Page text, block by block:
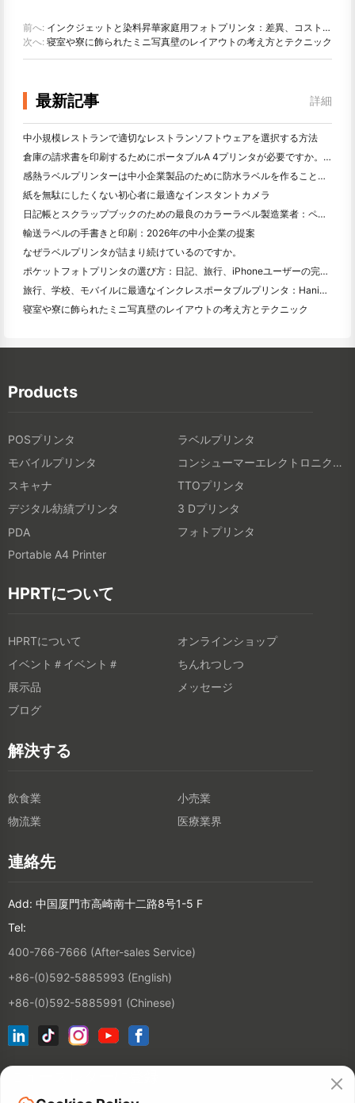
前へ: インクジェットと染料昇華家庭用フォトプリンタ：差異、コスト、提案
次へ: 寝室や寮に飾られたミニ写真壁のレイアウトの考え方とテクニック
最新記事 詳細
中小規模レストランで適切なレストランソフトウェアを選択する方法
倉庫の請求書を印刷するためにポータブルA 4プリンタが必要ですか。何が本当に効果的なのか
感熱ラベルプリンターは中小企業製品のために防水ラベルを作ることができますか？
紙を無駄にしたくない初心者に最適なインスタントカメラ
日記帳とスクラップブックのための最良のカラーラベル製造業者：ページごとにさらに色を追加
輸送ラベルの手書きと印刷：2026年の中小企業の提案
なぜラベルプリンタが詰まり続けているのですか。
ポケットフォトプリンタの選び方：日記、旅行、iPhoneユーザーの完全ガイド
旅行、学校、モバイルに最適なインクレスポータブルプリンタ：Hanin MT 620 Pro評価
寝室や寮に飾られたミニ写真壁のレイアウトの考え方とテクニック
Products
POSプリンタ
ラベルプリンタ
モバイルプリンタ
コンシューマーエレクトロニクス製品
スキャナ
TTOプリンタ
デジタル紡績プリンタ
3 Dプリンタ
PDA
フォトプリンタ
Portable A4 Printer
HPRTについて
HPRTについて
オンラインショップ
イベント＃イベント＃
ちんれつしつ
展示品
メッセージ
ブログ
解決する
飲食業
小売業
物流業
医療業界
連絡先
Add: 中国厦門市高崎南十二路8号1-5 F
Tel:
400-766-7666 (After-sales Service)
+86-(0)592-5885993 (English)
+86-(0)592-5885991 (Chinese)